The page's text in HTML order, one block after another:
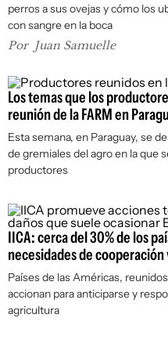
perros a sus ovejas y cómo los
con sangre en la boca
Por Juan Samuelle
Los temas que los
reunión de la FARM en
Esta semana, en Paraguay, se
de gremiales del agro en la que
productores
IICA: cerca del 30% de los
necesidades de cooperación
Países de las Américas,
accionan para anticiparse y
agricultura